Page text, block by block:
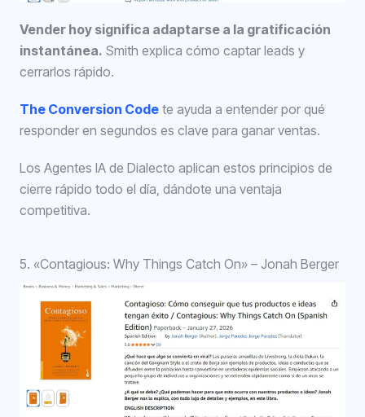
Vender hoy significa adaptarse a la gratificación
instantánea. Smith explica cómo captar leads y
cerrarlos rápido.
The Conversion Code te ayuda a entender por qué
responder en segundos es clave para ganar ventas.
Los Agentes IA de Dialecto aplican estos principios de
cierre rápido todo el día, dándote una ventaja
competitiva.
5. «Contagious: Why Things Catch On» – Jonah Berger